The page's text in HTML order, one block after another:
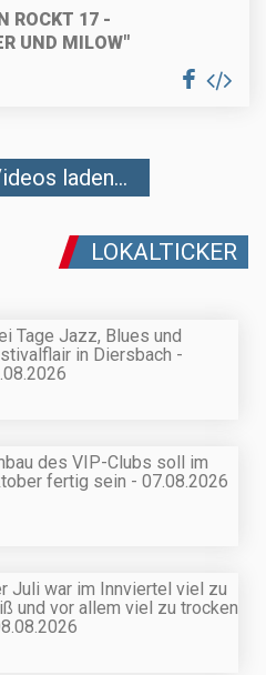
ROCKT 17 -
UND MILOW"
laden...
LOKALTICKER
Tage Jazz, Blues und
in Diersbach -
des VIP-Clubs soll im
fertig sein - 07.08.2026
Juli war im Innviertel viel zu
und vor allem viel zu trocken